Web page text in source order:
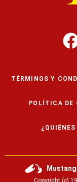
TÉRMINOS Y
POLÍTICA DE
Copyright (c)